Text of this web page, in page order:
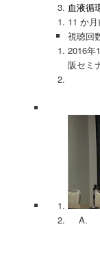
血液循
11 か
視聴回
2016年
阪セミ